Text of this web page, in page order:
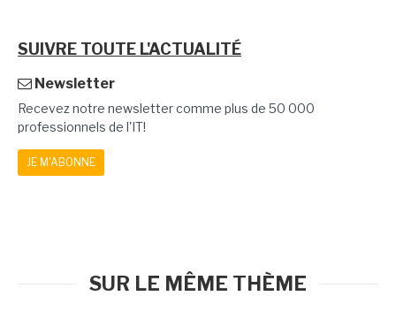
SUIVRE TOUTE L'ACTUALITÉ
Newsletter
Recevez notre newsletter comme plus de 50 000
professionnels de l'IT!
JE M'ABONNE
SUR LE MÊME THÈME